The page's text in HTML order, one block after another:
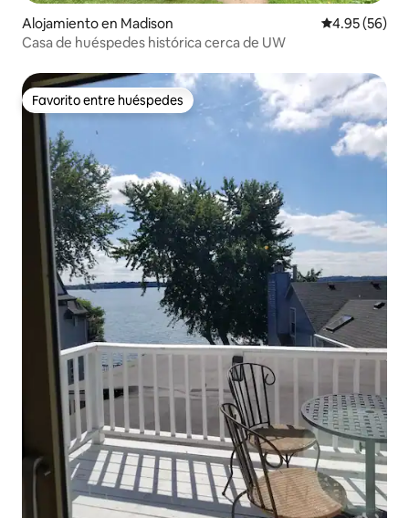
Alojamiento en Madison Calificación
4.95 (56)
Casa de huéspedes histórica cerca de UW
Favorito entre huéspedes
Favorito entre huéspedes